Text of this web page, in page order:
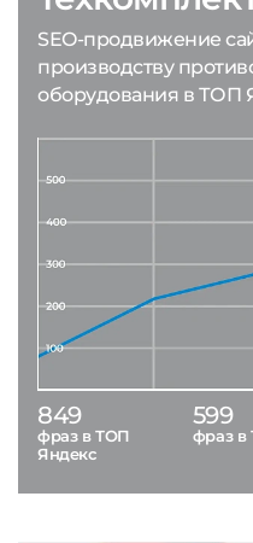
SEO-продвижение
производству
оборудования в ТОП
849
фраз в ТОП
Яндекс
599
фраз в